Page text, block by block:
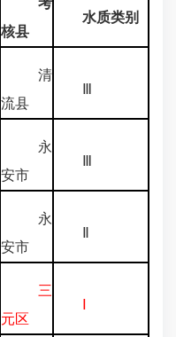
考
核县
水质类别
清
流县
永
安市
永
安市
三
元区